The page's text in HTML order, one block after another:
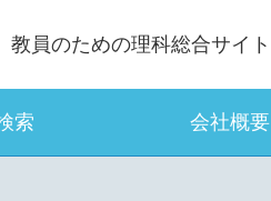
教員のための理科総合サイト
索 会社概要